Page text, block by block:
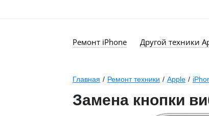
Ремонт iPhone Другой техники
Главная / Ремонт техники / Apple /
Замена кнопки